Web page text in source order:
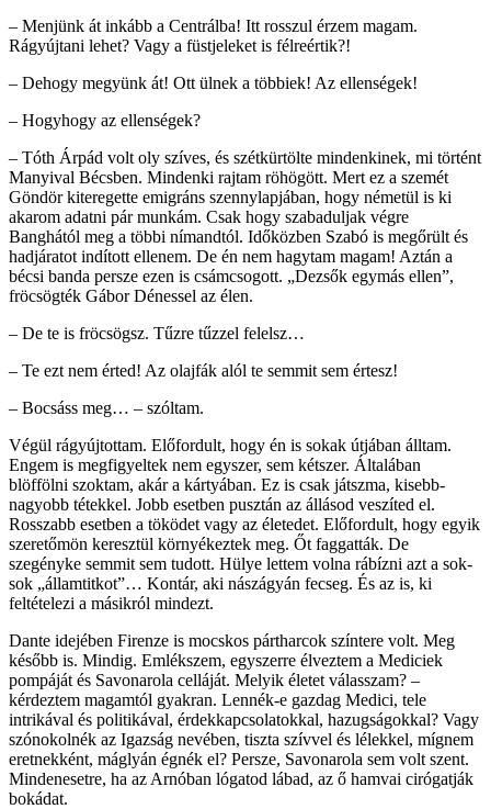
– Menjünk át inkább a Centrálba! Itt rosszul érzem magam.
Rágyújtani lehet? Vagy a füstjeleket is félreértik?!
– Dehogy megyünk át! Ott ülnek a többiek! Az ellenségek!
– Hogyhogy az ellenségek?
– Tóth Árpád volt oly szíves, és szétkürtölte mindenkinek, mi történt
Manyival Bécsben. Mindenki rajtam röhögött. Mert ez a szemét
Göndör kiteregette emigráns szennylapjában, hogy németül is ki
akarom adatni pár munkám. Csak hogy szabaduljak végre
Banghától meg a többi nímandtól. Időközben Szabó is megőrült és
hadjáratot indított ellenem. De én nem hagytam magam! Aztán a
bécsi banda persze ezen is csámcsogott. „Dezsők egymás ellen”,
fröcsögték Gábor Dénessel az élen.
– De te is fröcsögsz. Tűzre tűzzel felelsz…
– Te ezt nem érted! Az olajfák alól te semmit sem értesz!
– Bocsáss meg… – szóltam.
Végül rágyújtottam. Előfordult, hogy én is sokak útjában álltam.
Engem is megfigyeltek nem egyszer, sem kétszer. Általában
blöffölni szoktam, akár a kártyában. Ez is csak játszma, kisebb-
nagyobb tétekkel. Jobb esetben pusztán az állásod veszíted el.
Rosszabb esetben a töködet vagy az életedet. Előfordult, hogy egyik
szeretőmön keresztül környékeztek meg. Őt faggatták. De
szegényke semmit sem tudott. Hülye lettem volna rábízni azt a sok-
sok „államtitkot”… Kontár, aki nászágyán fecseg. És az is, ki
feltételezi a másikról mindezt.
Dante idejében Firenze is mocskos pártharcok színtere volt. Meg
később is. Mindig. Emlékszem, egyszerre élveztem a Mediciek
pompáját és Savonarola celláját. Melyik életet válasszam? –
kérdeztem magamtól gyakran. Lennék-e gazdag Medici, tele
intrikával és politikával, érdekkapcsolatokkal, hazugságokkal? Vagy
szónokolnék az Igazság nevében, tiszta szívvel és lélekkel, mígnem
eretnekként, máglyán égnék el? Persze, Savonarola sem volt szent.
Mindenesetre, ha az Arnóban lógatod lábad, az ő hamvai cirógatják
bokádat.